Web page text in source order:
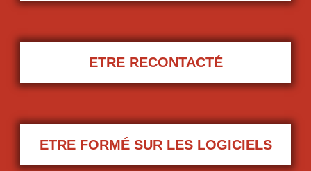
ETRE RECONTACTÉ
ETRE FORMÉ SUR LES LOGICIELS